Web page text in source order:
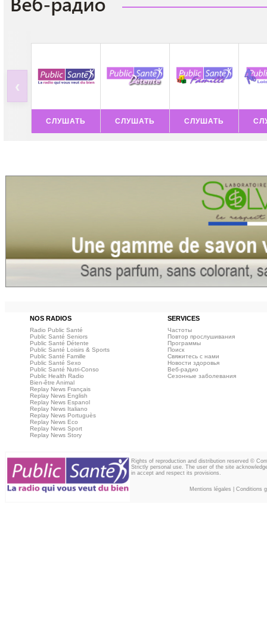
‹
СЛУШАТЬ СЛУШАТЬ СЛУШАТЬ
NOS RADIOS SERVICES
Radio Public Santé
Public Santé Seniors
Public Santé Détente
Public Santé Loisirs & Sports
Public Santé Famille
Public Santé Sexo
Public Santé Nutri-Conso
Public Health Radio
Bien-être Animal
Replay News Français
Replay News English
Replay News Espanol
Replay News Italiano
Replay News Portuguès
Replay News Eco
Replay News Sport
Replay News Story
Частоты
Повтор прослушивания
Программы
Поиск
Свяжитесь с нами
Новости здоровья
Веб‑радио
Сезонные заболевания
Rights of reproduction and distribution reserved ©
Strictly personal use. The user of the site
in accept and respect its provisions.
Mentions légales Conditions